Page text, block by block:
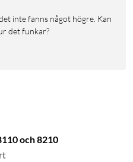
det funkar?
och 8210